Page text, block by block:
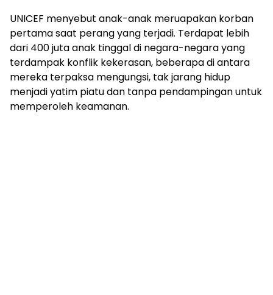
UNICEF menyebut anak-anak meruapakan korban
pertama saat perang yang terjadi. Terdapat lebih
dari 400 juta anak tinggal di negara-negara yang
terdampak konflik kekerasan, beberapa di antara
mereka terpaksa mengungsi, tak jarang hidup
menjadi yatim piatu dan tanpa pendampingan untuk
memperoleh keamanan.